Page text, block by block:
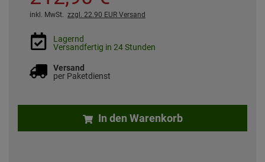
inkl. MwSt. zzgl. 22.90 EUR Versand
Lagernd
Versandfertig in 24 Stunden
Versand
per Paketdienst
In den Warenkorb